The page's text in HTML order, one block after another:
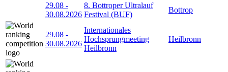
29.08 -
30.08.2026
8. Bottroper Ultralauf
Festival (BUF)
Bottrop
29.08 -
30.08.2026
Internationales
Hochsprungmeeting
Heilbronn
Heilbronn